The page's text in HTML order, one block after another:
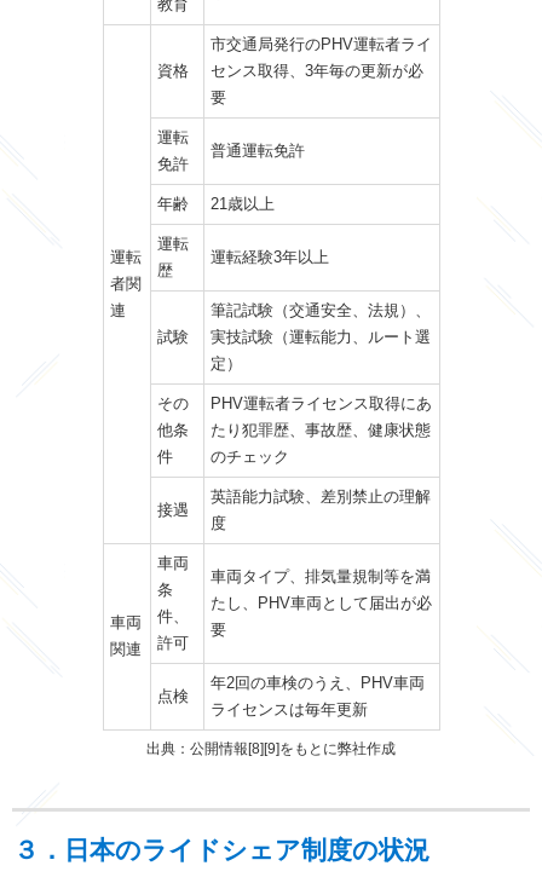
教育
運転
者関
連
資格
市交通局発行のPHV運転者ライ
センス取得、3年毎の更新が必
要
運転
免許
普通運転免許
年齢 21歳以上
運転
歴
運転経験3年以上
試験
筆記試験（交通安全、法規）、
実技試験（運転能力、ルート選
定）
その
他条
件
PHV運転者ライセンス取得にあ
たり犯罪歴、事故歴、健康状態
のチェック
接遇
英語能力試験、差別禁止の理解
度
車両
関連
車両
条
件、
許可
車両タイプ、排気量規制等を満
たし、PHV車両として届出が必
要
点検
年2回の車検のうえ、PHV車両
ライセンスは毎年更新
出典：公開情報[8][9]をもとに弊社作成
３．日本のライドシェア制度の状況